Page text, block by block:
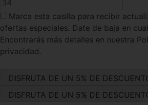
Marca esta casilla para recibir
ofertas especiales. Date de baja en
Encontrarás más detalles en nuestra
privacidad.